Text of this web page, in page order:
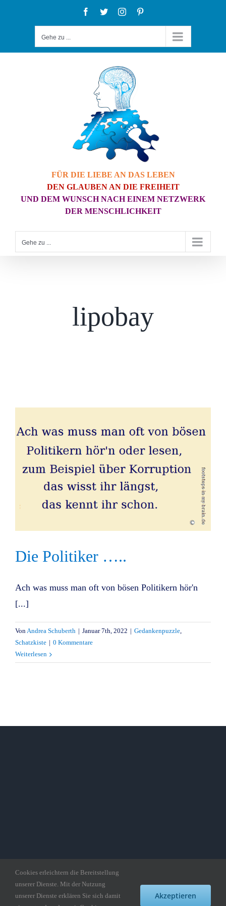
Facebook
TwitterInstagram
Gehe zu ...
FÜR DIE LIEBE AN DAS LEBEN
DEN GLAUBEN AN DIE FREIHEIT
UND DEM WUNSCH NACH EINEM NETZWERK
DER MENSCHLICHKEIT
Gehe zu ...
lipobay
Die Politiker …..
Ach was muss man oft von bösen Politikern hör'n
[...]
VonAndrea Schuberth | Januar 7th, 2022 | Gedankenpuzzle,
Schatzkiste | 0 Kommentare
Weiterlesen
Cookies erleichtern die Bereitstellung
unserer Dienste. Mit der Nutzung
unserer Dienste erklären Sie sich damit
Akzeptieren